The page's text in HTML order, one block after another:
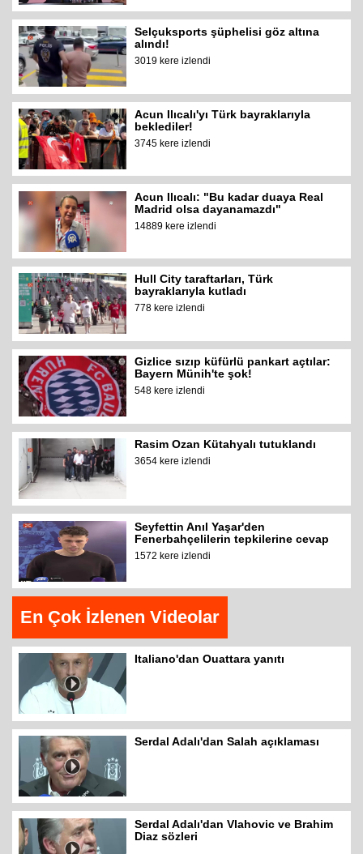
Selçuksports şüphelisi göz altına
alındı!
3019 kere izlendi
Acun Ilıcalı'yı Türk bayraklarıyla
beklediler!
3745 kere izlendi
Acun Ilıcalı: "Bu kadar duaya Real
Madrid olsa dayanamazdı"
14889 kere izlendi
Hull City taraftarları, Türk
bayraklarıyla kutladı
778 kere izlendi
Gizlice sızıp küfürlü pankart açtılar:
Bayern Münih'te şok!
548 kere izlendi
Rasim Ozan Kütahyalı tutuklandı
3654 kere izlendi
Seyfettin Anıl Yaşar'den
Fenerbahçelilerin tepkilerine cevap
1572 kere izlendi
En Çok İzlenen Videolar
Italiano'dan Ouattara yanıtı
Serdal Adalı'dan Salah açıklaması
Serdal Adalı'dan Vlahovic ve Brahim
Diaz sözleri